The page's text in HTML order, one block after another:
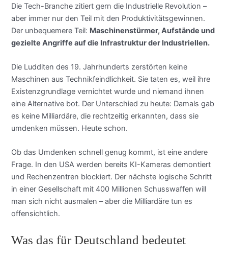
Die Tech-Branche zitiert gern die Industrielle Revolution –
aber immer nur den Teil mit den Produktivitätsgewinnen.
Der unbequemere Teil: Maschinenstürmer, Aufstände und
gezielte Angriffe auf die Infrastruktur der Industriellen.
Die Ludditen des 19. Jahrhunderts zerstörten keine
Maschinen aus Technikfeindlichkeit. Sie taten es, weil ihre
Existenzgrundlage vernichtet wurde und niemand ihnen
eine Alternative bot. Der Unterschied zu heute: Damals gab
es keine Milliardäre, die rechtzeitig erkannten, dass sie
umdenken müssen. Heute schon.
Ob das Umdenken schnell genug kommt, ist eine andere
Frage. In den USA werden bereits KI-Kameras demontiert
und Rechenzentren blockiert. Der nächste logische Schritt
in einer Gesellschaft mit 400 Millionen Schusswaffen will
man sich nicht ausmalen – aber die Milliardäre tun es
offensichtlich.
Was das für Deutschland bedeutet